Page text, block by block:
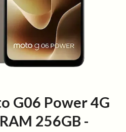
G06 Power 4G
256GB -